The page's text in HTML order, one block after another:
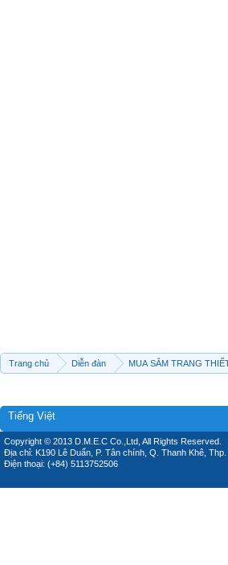
Trang chủ Diễn đàn MUA SẮM TRANG
Tiếng Việt
Copyright © 2013 D.M.E.C Co.,Ltd, All Rights Reserved.
Địa chỉ: K190 Lê Duẩn, P. Tân chính, Q. Thanh Khê,
Điện thoại: (+84) 5113752506